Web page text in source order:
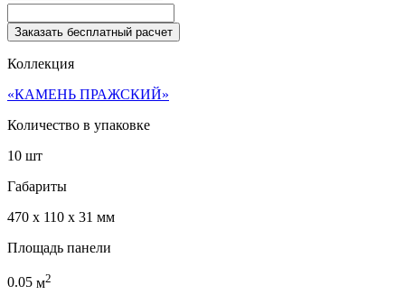
Заказать бесплатный расчет
Коллекция
«КАМЕНЬ ПРАЖСКИЙ»
Количество в упаковке
10 шт
Габариты
470 x 110 x 31 мм
Площадь панели
0.05 м2